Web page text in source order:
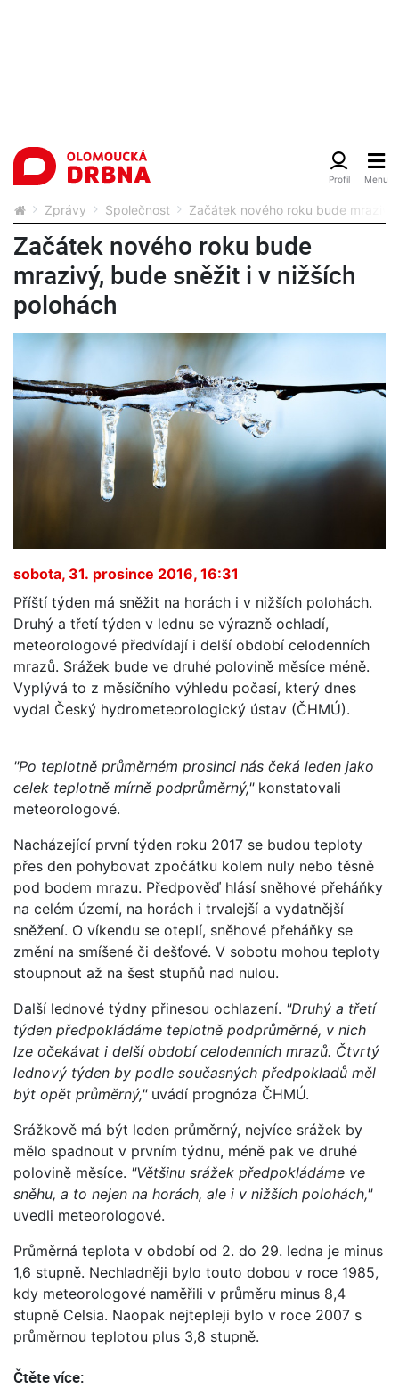
Zprávy Společnost Začátek nového roku bude
Začátek nového roku bude
mrazivý, bude sněžit i v nižších
polohách
sobota, 31. prosince 2016, 16:31
Příští týden má sněžit na horách i v nižších polohách.
Druhý a třetí týden v lednu se výrazně ochladí,
meteorologové předvídají i delší období celodenních
mrazů. Srážek bude ve druhé polovině měsíce méně.
Vyplývá to z měsíčního výhledu počasí, který dnes
vydal Český hydrometeorologický ústav (ČHMÚ).
"Po teplotně průměrném prosinci nás čeká leden jako
celek teplotně mírně podprůměrný,"konstatovali
meteorologové.
Nacházející první týden roku 2017 se budou teploty
přes den pohybovat zpočátku kolem nuly nebo těsně
pod bodem mrazu. Předpověď hlásí sněhové přeháňky
na celém území, na horách i trvalejší a vydatnější
sněžení. O víkendu se oteplí, sněhové přeháňky se
změní na smíšené či dešťové. V sobotu mohou teploty
stoupnout až na šest stupňů nad nulou.
Další lednové týdny přinesou ochlazení. "Druhý a třetí
týden předpokládáme teplotně podprůměrné, v nich
lze očekávat i delší období celodenních mrazů. Čtvrtý
lednový týden by podle současných předpokladů měl
být opět průměrný,"uvádí prognóza ČHMÚ.
Srážkově má být leden průměrný, nejvíce srážek by
mělo spadnout v prvním týdnu, méně pak ve druhé
polovině měsíce. "Většinu srážek předpokládáme ve
sněhu, a to nejen na horách, ale i v nižších polohách,"
uvedli meteorologové.
Průměrná teplota v období od 2. do 29. ledna je minus
1,6 stupně. Nechladněji bylo touto dobou v roce 1985,
kdy meteorologové naměřili v průměru minus 8,4
stupně Celsia. Naopak nejtepleji bylo v roce 2007 s
průměrnou teplotou plus 3,8 stupně.
Čtěte více: